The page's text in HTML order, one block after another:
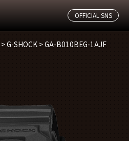
OFFICIAL SNS
>G-SHOCK >GA-B010BEG-1AJF